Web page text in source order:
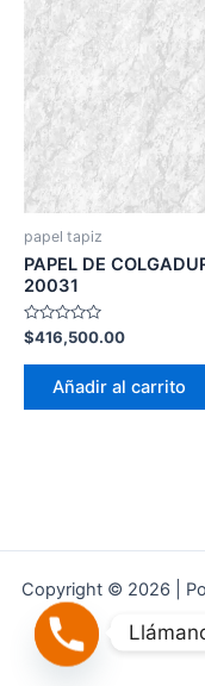
papel tapiz
PAPEL DE
20031
Valorado
con
0
$416,500.00
Añadir al carrito
Copyright © 2026 |